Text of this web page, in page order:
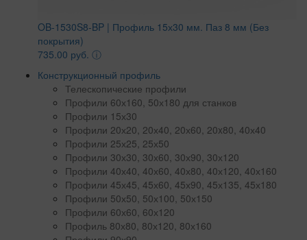
OB-1530S8-BP | Профиль 15х30 мм. Паз 8 мм (Без
покрытия)
735.00 руб. ⓘ
Конструкционный профиль
Телескопические профили
Профили 60х160, 50х180 для станков
Профили 15х30
Профили 20х20, 20х40, 20х60, 20x80, 40х40
Профили 25х25, 25х50
Профили 30х30, 30х60, 30х90, 30х120
Профили 40х40, 40х60, 40х80, 40х120, 40х160
Профили 45х45, 45х60, 45х90, 45х135, 45х180
Профили 50х50, 50х100, 50х150
Профили 60х60, 60х120
Профиль 80х80, 80х120, 80х160